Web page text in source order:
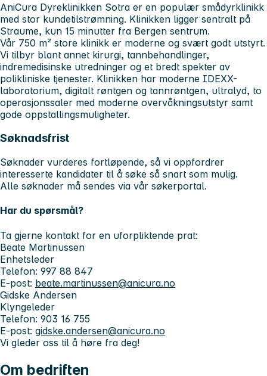
AniCura Dyreklinikken Sotra er en populær smådyrklinikk
med stor kundetilstrømning. Klinikken ligger sentralt på
Straume, kun 15 minutter fra Bergen sentrum.
Vår 750 m² store klinikk er moderne og svært godt utstyrt.
Vi tilbyr blant annet kirurgi, tannbehandlinger,
indremedisinske utredninger og et bredt spekter av
polikliniske tjenester. Klinikken har moderne IDEXX-
laboratorium, digitalt røntgen og tannrøntgen, ultralyd, to
operasjonssaler med moderne overvåkningsutstyr samt
gode oppstallingsmuligheter.
Søknadsfrist
Søknader vurderes fortløpende, så vi oppfordrer
interesserte kandidater til å søke så snart som mulig.
Alle søknader må sendes via vår søkerportal.
Har du spørsmål?
Ta gjerne kontakt for en uforpliktende prat:
Beate Martinussen
Enhetsleder
Telefon: 997 88 847
E-post: beate.martinussen@anicura.no
Gidske Andersen
Klyngeleder
Telefon: 903 16 755
E-post: gidske.andersen@anicura.no
Vi gleder oss til å høre fra deg!
Om bedriften